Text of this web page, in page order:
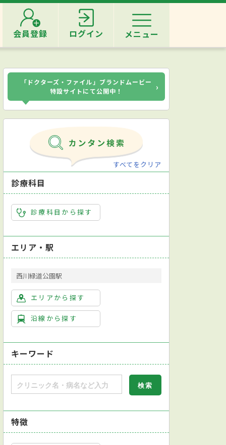
会員登録 ログイン メニュー
「ドクターズ・ファイル」ブランドムービー
特設サイトにて公開中！
›
すべてをクリア
診療科目
診療科目から探す
エリア・駅
西川緑道公園駅
エリアから探す
沿線から探す
キーワード
特徴